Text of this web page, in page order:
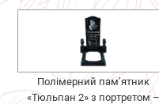
Полімерний пам’ятник
«Тюльпан 2» з портретом –